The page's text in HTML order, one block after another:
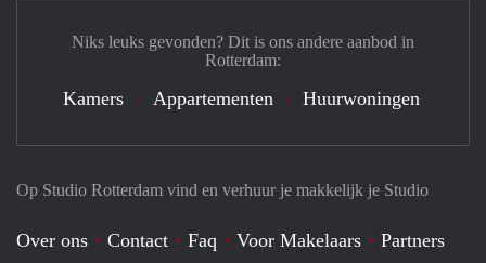
Op Studio Rotterdam vind en verhuur je makkelijk je Studio
Over ons Contact Faq Voor Makelaars
Partners
Niks leuks gevonden? Dit is ons andere aanbod in
Rotterdam:
Kamers Appartementen Huurwoningen